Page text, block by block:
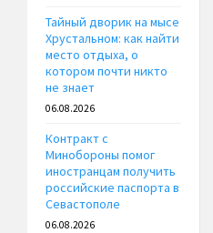
Тайный дворик на мысе
Хрустальном: как найти
место отдыха, о
котором почти никто
не знает
06.08.2026
Контракт с
Минобороны помог
иностранцам получить
российские паспорта в
Севастополе
06.08.2026